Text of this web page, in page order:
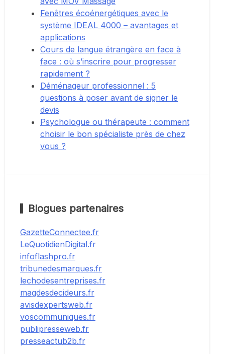
Fenêtres écoénergétiques avec le
système IDEAL 4000 – avantages et
applications
Cours de langue étrangère en face à
face : où s’inscrire pour progresser
rapidement ?
Déménageur professionnel : 5
questions à poser avant de signer le
devis
Psychologue ou thérapeute : comment
choisir le bon spécialiste près de chez
vous ?
Blogues partenaires
GazetteConnectee.fr
LeQuotidienDigital.fr
infoflashpro.fr
tribunedesmarques.fr
lechodesentreprises.fr
magdesdecideurs.fr
avisdexpertsweb.fr
voscommuniques.fr
publipresseweb.fr
presseactub2b.fr